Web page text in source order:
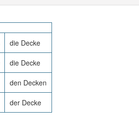
die Decke
die Decke
den Decken
der Decke